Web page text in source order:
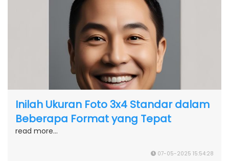
Inilah Ukuran Foto 3x4 Standar dalam
Beberapa Format yang Tepat
read more...
07-05-2025 15:54:28